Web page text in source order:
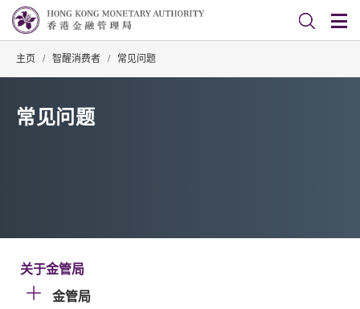
主页 / 智醒消费者 / 常见问题
常见问题
关于金管局
金管局